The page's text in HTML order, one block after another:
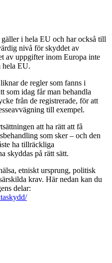
i hela EU och har också till
nivå för skyddet av
av uppgifter inom Europa inte
hela EU.
de regler som fanns i
som idag får man behandla
från de registrerade, för att
till exempel.
att ha rätt att få
som sker – och den
ha tillräckliga
skyddas på rätt sätt.
etniskt ursprung, politisk
krav. Här nedan kan du
delar: